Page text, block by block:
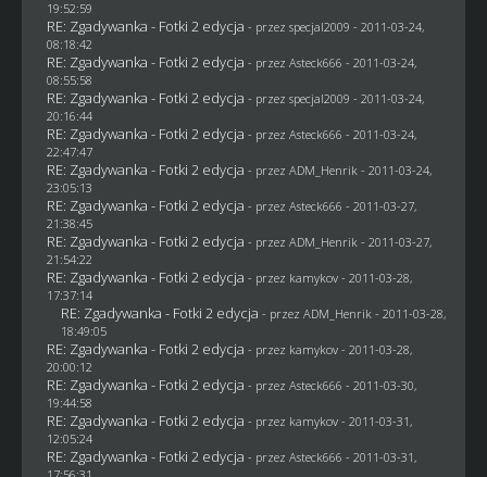
19:52:59
RE: Zgadywanka - Fotki 2 edycja - przez specjal2009 - 2011-03-24,
08:18:42
RE: Zgadywanka - Fotki 2 edycja - przez Asteck666 - 2011-03-24,
08:55:58
RE: Zgadywanka - Fotki 2 edycja - przez specjal2009 - 2011-03-24,
20:16:44
RE: Zgadywanka - Fotki 2 edycja - przez Asteck666 - 2011-03-24,
22:47:47
RE: Zgadywanka - Fotki 2 edycja - przez ADM_Henrik - 2011-03-24,
23:05:13
RE: Zgadywanka - Fotki 2 edycja - przez Asteck666 - 2011-03-27,
21:38:45
RE: Zgadywanka - Fotki 2 edycja - przez ADM_Henrik - 2011-03-27,
21:54:22
RE: Zgadywanka - Fotki 2 edycja - przez kamykov- 2011-03-28,
17:37:14
RE: Zgadywanka - Fotki 2 edycja - przez ADM_Henrik - 2011-03-28,
18:49:05
RE: Zgadywanka - Fotki 2 edycja - przez kamykov- 2011-03-28,
20:00:12
RE: Zgadywanka - Fotki 2 edycja - przez Asteck666 - 2011-03-30,
19:44:58
RE: Zgadywanka - Fotki 2 edycja - przez kamykov- 2011-03-31,
12:05:24
RE: Zgadywanka - Fotki 2 edycja - przez Asteck666 - 2011-03-31,